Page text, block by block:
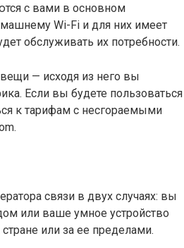
с вами в основном
Wi-Fi и для них имеет
обслуживать их потребности.
— исходя из него вы
Если вы будете пользоваться
к тарифам с несгораемыми
связи в двух случаях: вы
или ваше умное устройство
или за ее пределами.